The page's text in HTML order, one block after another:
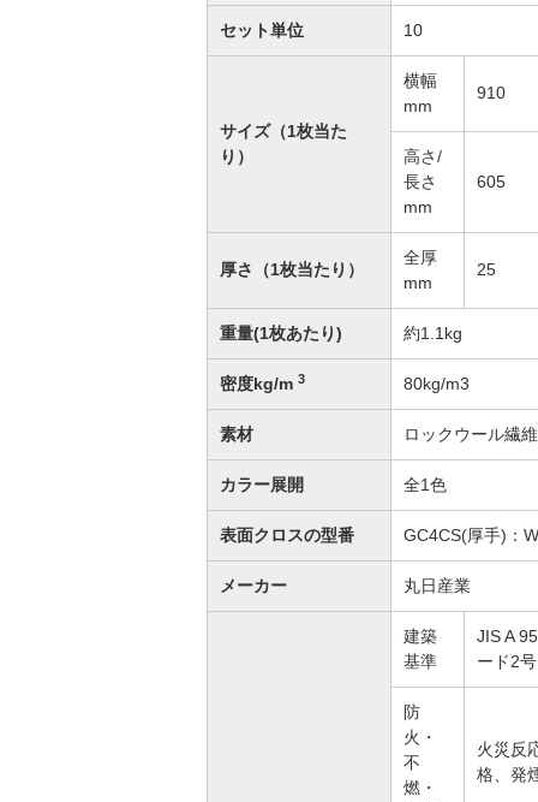
セット単位 10
サイズ（1枚当た
り）
横幅
mm
910
高さ/
長さ
mm
605
厚さ（1枚当たり）
全厚
mm
25
重量(1枚あたり) 約1.1kg
密度kg/m 3 80kg/m3
素材 ロックウール繊維
カラー展開 全1色
表面クロスの型番 GC4CS(厚手)：
メーカー 丸日産業
建築
基準
JIS A
ード2
防
火・
不
燃・
火災反
格、発